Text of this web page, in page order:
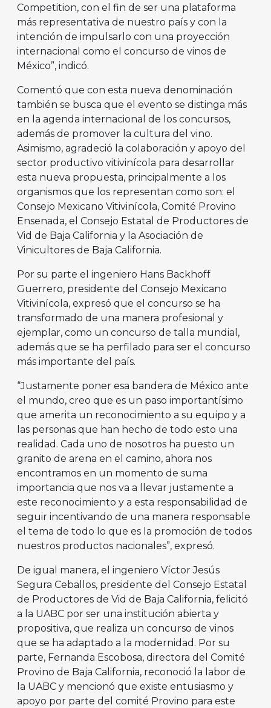
Competition, con el fin de ser una plataforma
más representativa de nuestro país y con la
intención de impulsarlo con una proyección
internacional como el concurso de vinos de
México”, indicó.
Comentó que con esta nueva denominación
también se busca que el evento se distinga más
en la agenda internacional de los concursos,
además de promover la cultura del vino.
Asimismo, agradeció la colaboración y apoyo del
sector productivo vitivinícola para desarrollar
esta nueva propuesta, principalmente a los
organismos que los representan como son: el
Consejo Mexicano Vitivinícola, Comité Provino
Ensenada, el Consejo Estatal de Productores de
Vid de Baja California y la Asociación de
Vinicultores de Baja California.
Por su parte el ingeniero Hans Backhoff
Guerrero, presidente del Consejo Mexicano
Vitivinícola, expresó que el concurso se ha
transformado de una manera profesional y
ejemplar, como un concurso de talla mundial,
además que se ha perfilado para ser el concurso
más importante del país.
“Justamente poner esa bandera de México ante
el mundo, creo que es un paso importantísimo
que amerita un reconocimiento a su equipo y a
las personas que han hecho de todo esto una
realidad. Cada uno de nosotros ha puesto un
granito de arena en el camino, ahora nos
encontramos en un momento de suma
importancia que nos va a llevar justamente a
este reconocimiento y a esta responsabilidad de
seguir incentivando de una manera responsable
el tema de todo lo que es la promoción de todos
nuestros productos nacionales”, expresó.
De igual manera, el ingeniero Víctor Jesús
Segura Ceballos, presidente del Consejo Estatal
de Productores de Vid de Baja California, felicitó
a la UABC por ser una institución abierta y
propositiva, que realiza un concurso de vinos
que se ha adaptado a la modernidad. Por su
parte, Fernanda Escobosa, directora del Comité
Provino de Baja California, reconoció la labor de
la UABC y mencionó que existe entusiasmo y
apoyo por parte del comité Provino para este